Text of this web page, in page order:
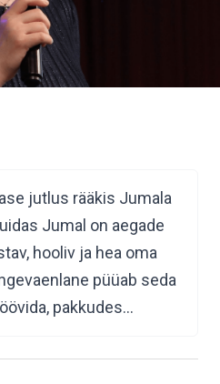
jutlus rääkis Jumala
Jumal on aegade
hooliv ja hea oma
püüab seda
pakkudes…